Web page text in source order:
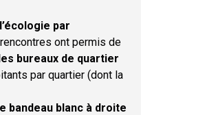
par
ont permis de
bureaux de quartier
par quartier (dont la
blanc à droite